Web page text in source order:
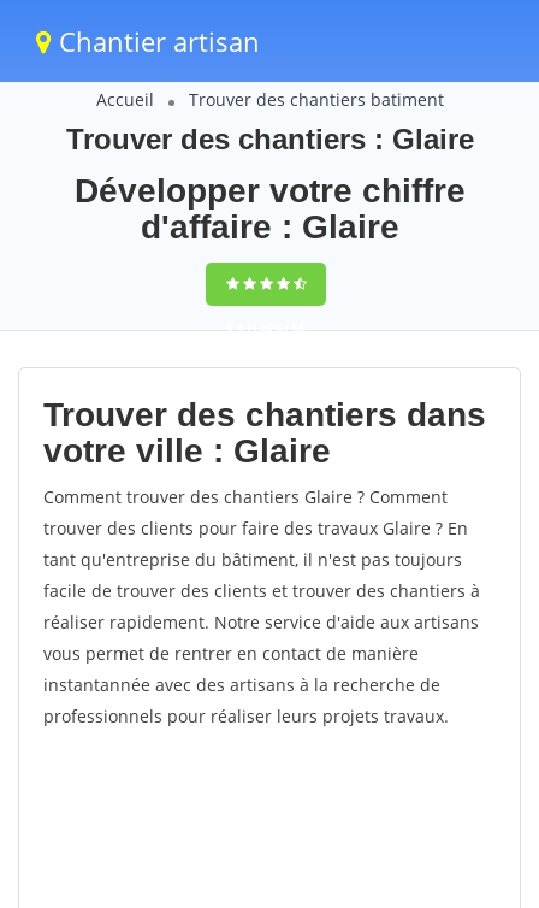
Chantier artisan
Accueil Trouver des chantiers batiment
Trouver des chantiers : Glaire
Développer votre chiffre
d'affaire : Glaire
9,5(100%)56
votes
Trouver des chantiers dans
votre ville : Glaire
Comment trouver des chantiers Glaire ? Comment
trouver des clients pour faire des travaux Glaire ? En
tant qu'entreprise du bâtiment, il n'est pas toujours
facile de trouver des clients et trouver des chantiers à
réaliser rapidement. Notre service d'aide aux artisans
vous permet de rentrer en contact de manière
instantannée avec des artisans à la recherche de
professionnels pour réaliser leurs projets travaux.